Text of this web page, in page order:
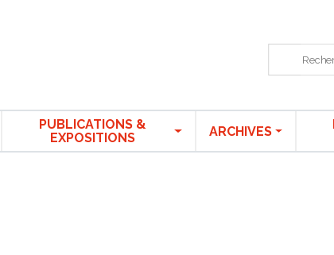
PUBLICATIONS &
EXPOSITIONS
ARCHIVES